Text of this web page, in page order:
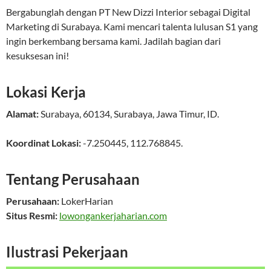
Bergabunglah dengan PT New Dizzi Interior sebagai Digital
Marketing di Surabaya. Kami mencari talenta lulusan S1 yang
ingin berkembang bersama kami. Jadilah bagian dari
kesuksesan ini!
Lokasi Kerja
Alamat:Surabaya,60134,Surabaya, Jawa Timur, ID.
Koordinat Lokasi:-7.250445, 112.768845.
Tentang Perusahaan
Perusahaan: LokerHarian
Situs Resmi: lowongankerjaharian.com
Ilustrasi Pekerjaan